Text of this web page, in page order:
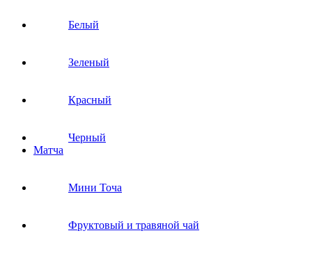
Белый
Зеленый
Красный
Черный
Матча
Мини Точа
Фруктовый и травяной чай